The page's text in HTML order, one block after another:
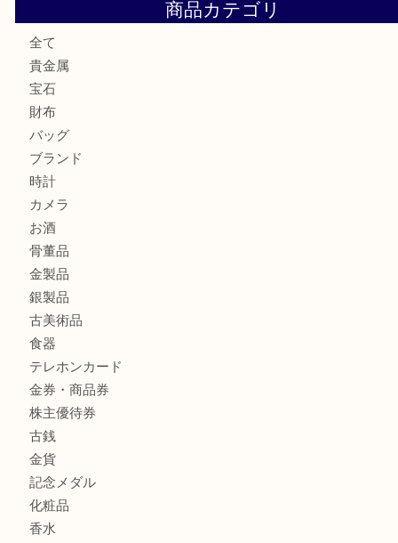
ヴィトン サラをお買取りいたしました！TA
全て
貴金属
宝石
財布
バッグ
ブランド
時計
カメラ
お酒